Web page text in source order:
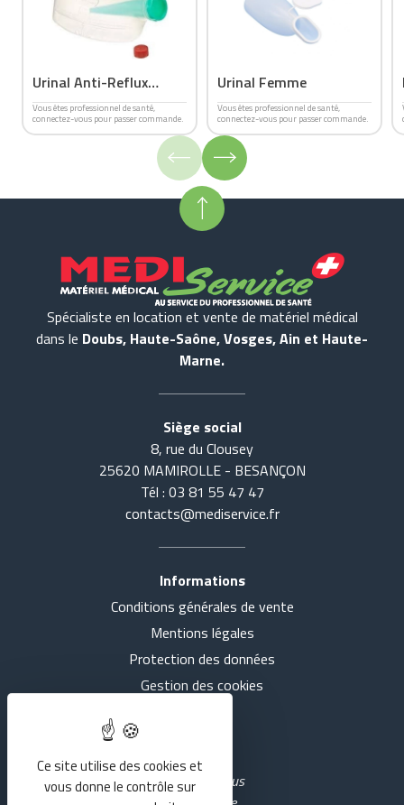
Urinal Anti-Reflux
URSEC
Vous êtes professionnel de santé,
connectez-vous pour passer commande.
Urinal Femme
Vous êtes professionnel de santé,
connectez-vous pour passer commande.
Spécialiste en location et vente de matériel médical
dans le Doubs, Haute-Saône, Vosges, Ain et Haute-
Marne.
Siège social
8, rue du Clousey
25620 MAMIROLLE - BESANÇON
Tél : 03 81 55 47 47
contacts@mediservice.fr
Informations
Conditions générales de vente
Mentions légales
Protection des données
Gestion des cookies
Rejoignez-nous
Ce site utilise des cookies et
vous donne le contrôle sur